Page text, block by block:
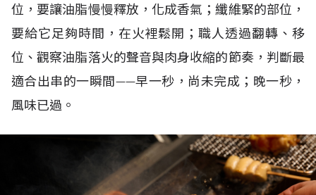
位，要讓油脂慢慢釋放，化成香氣；纖維緊的部位，
要給它足夠時間，在火裡鬆開；職人透過翻轉、移
位、觀察油脂落火的聲音與肉身收縮的節奏，判斷最
適合出串的一瞬間——早一秒，尚未完成；晚一秒，
風味已過。